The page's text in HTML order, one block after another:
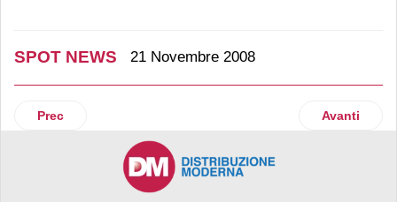
SPOT NEWS 21 Novembre 2008
Articolo precedente: Euro Pool System. La logistica ci
Prec Articolo
Avanti